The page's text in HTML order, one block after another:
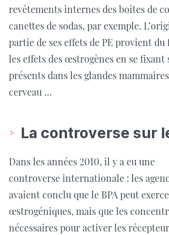
revêtements internes des boîtes de
canettes de sodas, par exemple.
partie de ses effets de PE provient
les effets des œstrogènes en se
présents dans les glandes
cerveau …
La controverse sur
Dans les années 2010, il y a eu une
controverse internationale : les
avaient conclu que le BPA peut
œstrogéniques, mais que les
nécessaires pour activer les